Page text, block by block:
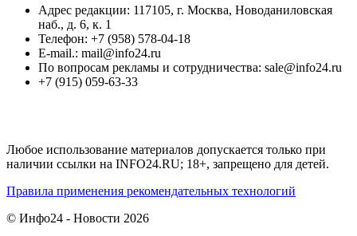
Адрес редакции: 117105, г. Москва, Новоданиловская
наб., д. 6, к. 1
Телефон: +7 (958) 578-04-18
E-mail.: mail@info24.ru
По вопросам рекламы и сотрудничества: sale@info24.ru
+7 (915) 059-63-33
Любое использование материалов допускается только при
наличии ссылки на INFO24.RU; 18+, запрещено для детей.
Правила применения рекомендательных технологий
© Инфо24 - Новости 2026